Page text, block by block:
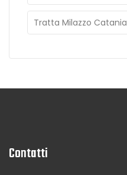
Tratta Milazzo Catania
Contatti